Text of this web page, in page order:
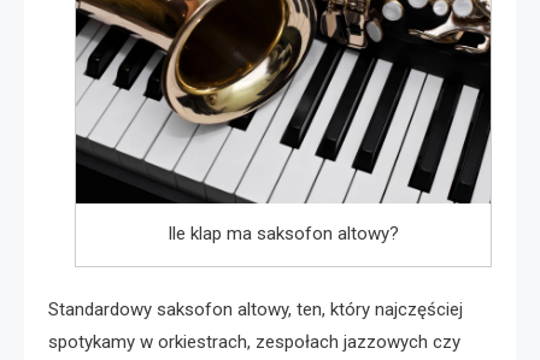
Ile klap ma saksofon altowy?
Standardowy saksofon altowy, ten, który najczęściej
spotykamy w orkiestrach, zespołach jazzowych czy